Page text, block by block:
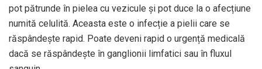
pot pătrunde în pielea cu vezicule și pot duce la o afecțiune
numită celulită. Aceasta este o infecție a pielii care se
răspândește rapid. Poate deveni rapid o urgență medicală
dacă se răspândește în ganglionii limfatici sau în fluxul